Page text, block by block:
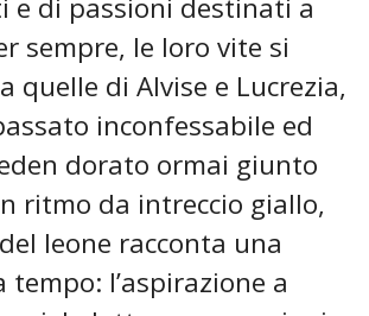
e di passioni destinati a
sempre, le loro vite si
quelle di Alvise e Lucrezia,
inconfessabile ed
dorato ormai giunto
ritmo da intreccio giallo,
leone racconta una
tempo: l’aspirazione a